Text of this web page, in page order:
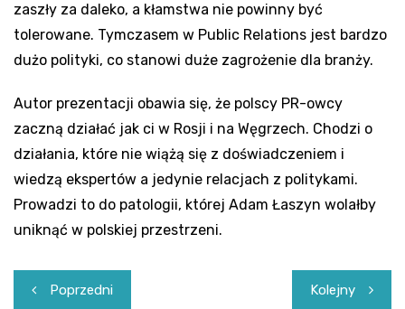
zaszły za daleko, a kłamstwa nie powinny być
tolerowane. Tymczasem w Public Relations jest bardzo
dużo polityki, co stanowi duże zagrożenie dla branży.
Autor prezentacji obawia się, że polscy PR-owcy
zaczną działać jak ci w Rosji i na Węgrzech. Chodzi o
działania, które nie wiążą się z doświadczeniem i
wiedzą ekspertów a jedynie relacjach z politykami.
Prowadzi to do patologii, której Adam Łaszyn wolałby
uniknąć w polskiej przestrzeni.
Nawigacja
Poprzedni Kolejny